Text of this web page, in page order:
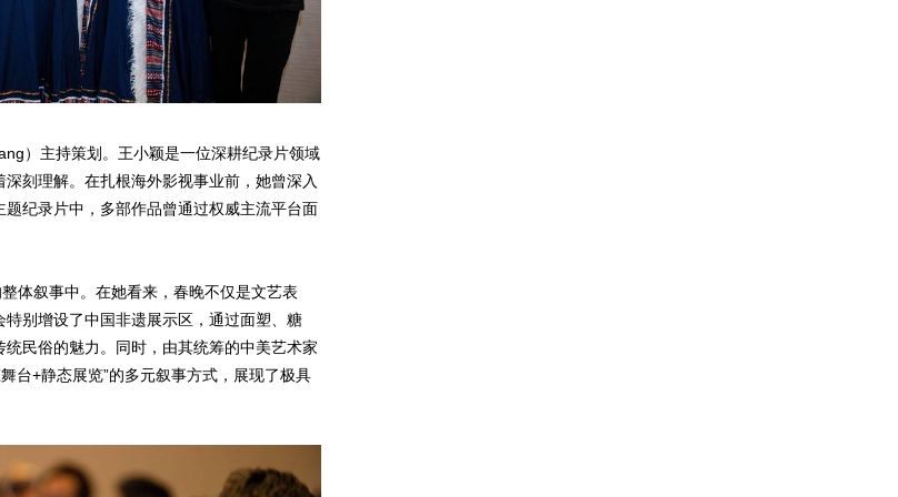
）主持策划。王小颖是一位深耕纪录片领域
刻理解。在扎根海外影视事业前，她曾深入
纪录片中，多部作品曾通过权威主流平台面
体叙事中。在她看来，春晚不仅是文艺表
别增设了中国非遗展示区，通过面塑、糖
民俗的魅力。同时，由其统筹的中美艺术家
台+静态展览”的多元叙事方式，展现了极具